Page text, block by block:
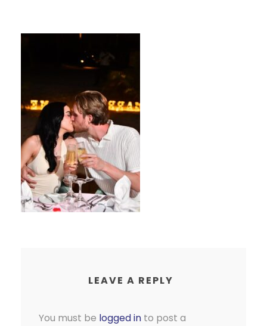
LEAVE A REPLY
You must be logged in to post a